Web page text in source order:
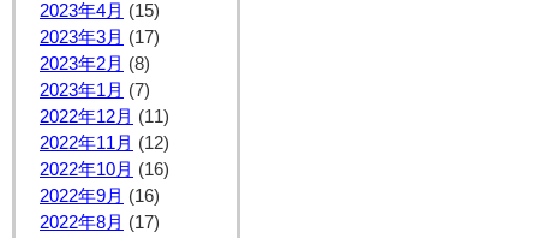
2023年4月 (15)
2023年3月 (17)
2023年2月 (8)
2023年1月 (7)
2022年12月 (11)
2022年11月 (12)
2022年10月 (16)
2022年9月 (16)
2022年8月 (17)